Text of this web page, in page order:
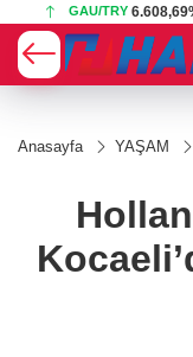
GAU/TRY 6.608,69
Anasayfa YAŞAM